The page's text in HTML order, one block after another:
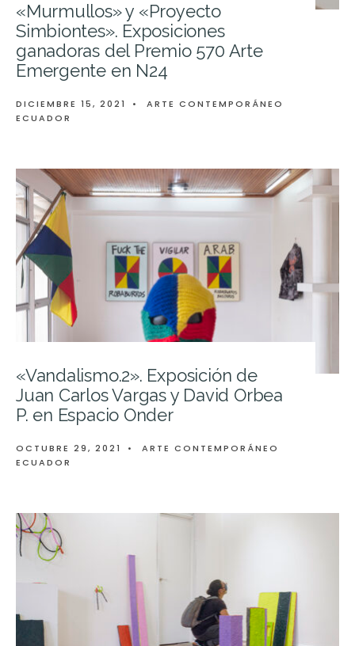
«Murmullos» y «Proyecto
Simbiontes». Exposiciones
ganadoras del Premio 570 Arte
Emergente en N24
DICIEMBRE 15, 2021 •
ARTE CONTEMPORÁNEO
ECUADOR
«Vandalismo.2». Exposición de
Juan Carlos Vargas y David Orbea
P. en Espacio Onder
OCTUBRE 29, 2021 •
ARTE CONTEMPORÁNEO
ECUADOR